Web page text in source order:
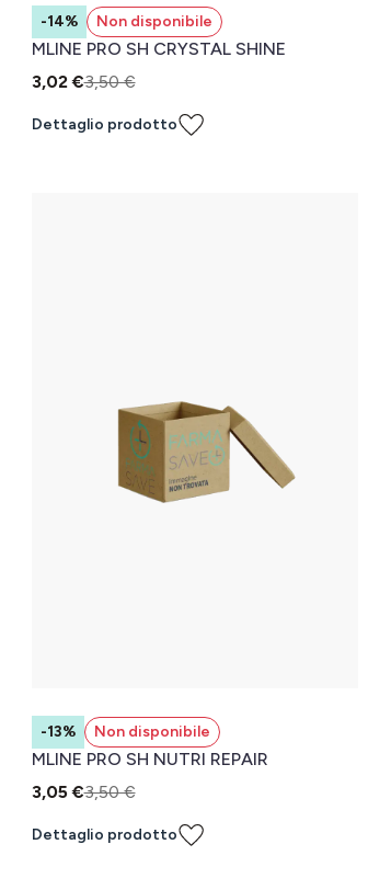
-14% Non disponibile
MLINE PRO SH CRYSTAL SHINE
3,02 €3,50 €
Dettaglio prodotto
-13% Non disponibile
MLINE PRO SH NUTRI REPAIR
3,05 €3,50 €
Dettaglio prodotto